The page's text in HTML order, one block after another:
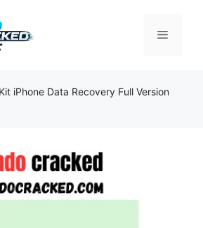
Menu
iPhone Data Recovery Full Version